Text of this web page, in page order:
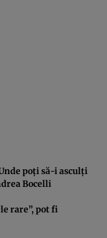
poţi să-i asculţi
Bocelli
rare”, pot fi